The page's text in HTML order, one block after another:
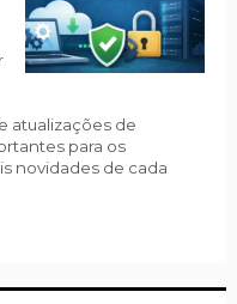
atualizações de
para os
novidades de cada